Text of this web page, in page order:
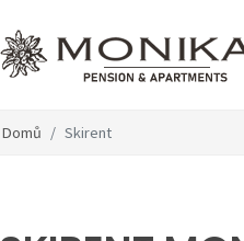
Domů Skirent